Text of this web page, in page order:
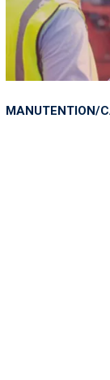
MANUTENTION/